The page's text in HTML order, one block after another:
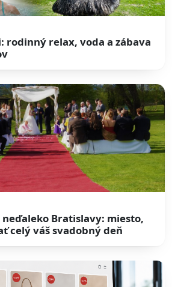
rodinný relax, voda a zábava
Bratislavy: miesto,
celý váš svadobný deň